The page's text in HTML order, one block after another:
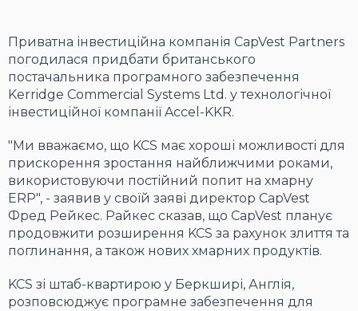
Приватна інвестиційна компанія CapVest Partners
погодилася придбати британського
постачальника програмного забезпечення
Kerridge Commercial Systems Ltd. у технологічної
інвестиційної компанії Accel-KKR.
"Ми вважаємо, що KCS має хороші можливості для
прискорення зростання найближчими роками,
використовуючи постійний попит на хмарну
ERP", - заявив у своїй заяві директор CapVest
Фред Рейкес. Райкес сказав, що CapVest планує
продовжити розширення KCS за рахунок злиття та
поглинання, а також нових хмарних продуктів.
KCS зі штаб-квартирою у Беркширі, Англія,
розповсюджує програмне забезпечення для